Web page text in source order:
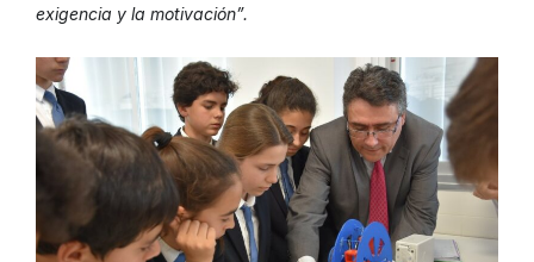
exigencia y la motivación”.